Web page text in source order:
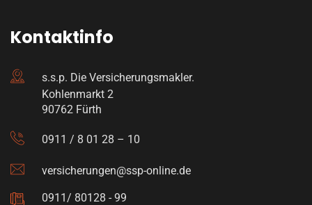
Kontaktinfo
s.s.p. Die Versicherungsmakler.
Kohlenmarkt 2
90762 Fürth
0911 / 8 01 28 – 10
versicherungen@ssp-online.de
0911/ 80128 - 99